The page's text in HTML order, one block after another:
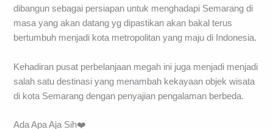
dibangun sebagai persiapan untuk menghadapi Semarang di
masa yang akan datang yg dipastikan akan bakal terus
bertumbuh menjadi kota metropolitan yang maju di Indonesia.
Kehadiran pusat perbelanjaan megah ini juga menjadi menjadi
salah satu destinasi yang menambah kekayaan objek wisata
di kota Semarang dengan penyajian pengalaman berbeda.
Ada Apa Aja Sih❤️